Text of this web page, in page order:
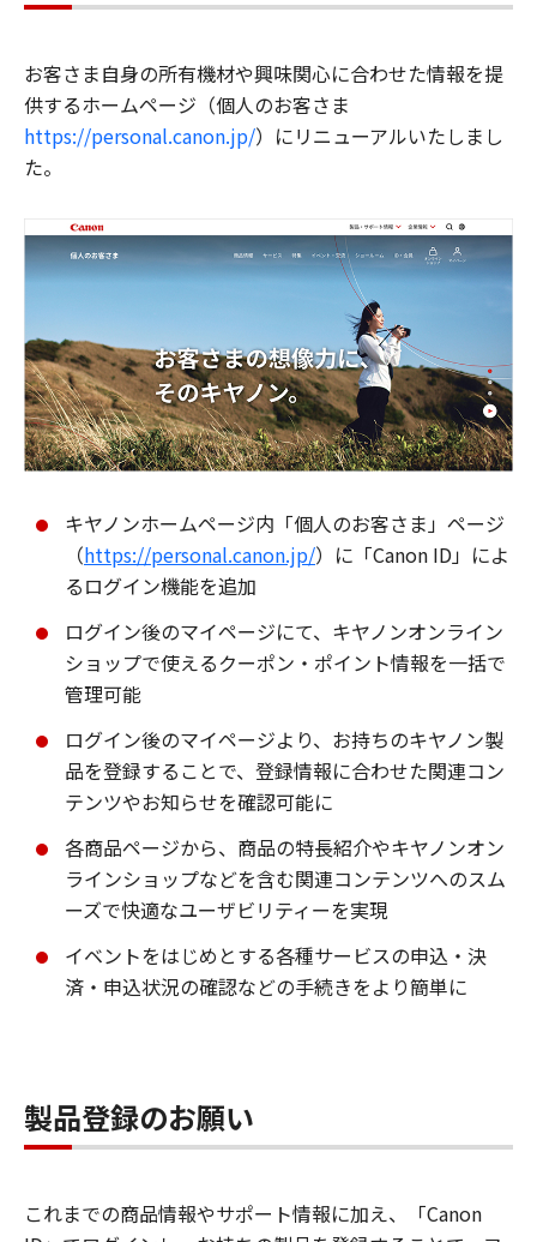
お客さま自身の所有機材や興味関心に合わせた情報を提
供するホームページ（個人のお客さま
https://personal.canon.jp/）にリニューアルいたしまし
た。
キヤノンホームページ内「個人のお客さま」ページ
（https://personal.canon.jp/）に「Canon ID」によ
るログイン機能を追加
ログイン後のマイページにて、キヤノンオンライン
ショップで使えるクーポン・ポイント情報を一括で
管理可能
ログイン後のマイページより、お持ちのキヤノン製
品を登録することで、登録情報に合わせた関連コン
テンツやお知らせを確認可能に
各商品ページから、商品の特長紹介やキヤノンオン
ラインショップなどを含む関連コンテンツへのスム
ーズで快適なユーザビリティーを実現
イベントをはじめとする各種サービスの申込・決
済・申込状況の確認などの手続きをより簡単に
製品登録のお願い
これまでの商品情報やサポート情報に加え、「Canon